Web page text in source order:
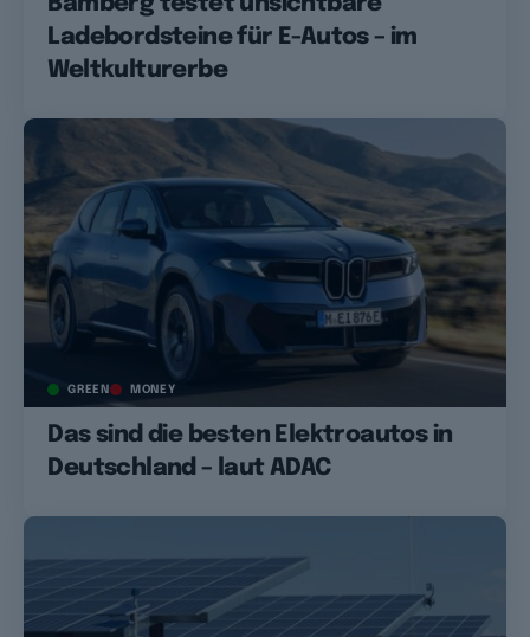
Ladebordsteine für E-Autos – im
Weltkulturerbe
GREEN MONEY
Das sind die besten Elektroautos in
Deutschland – laut ADAC